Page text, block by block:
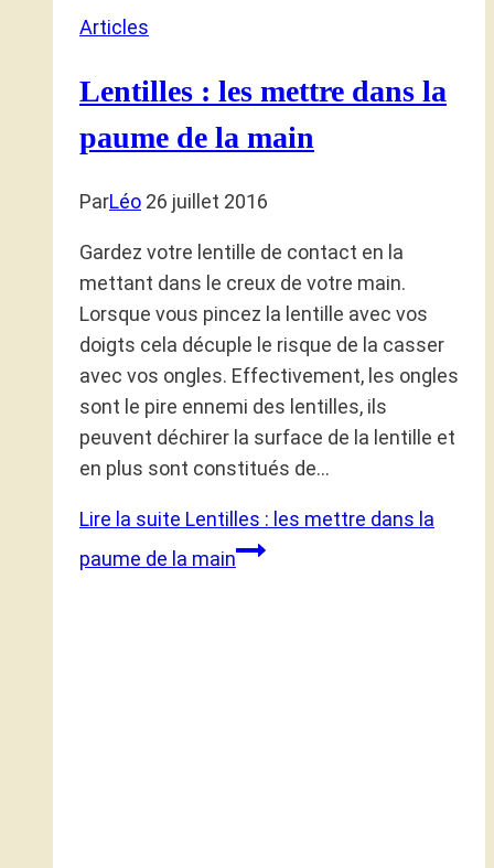
Articles
Lentilles : les mettre dans la
paume de la main
ParLéo 26 juillet 2016
Gardez votre lentille de contact en la
mettant dans le creux de votre main.
Lorsque vous pincez la lentille avec vos
doigts cela décuple le risque de la casser
avec vos ongles. Effectivement, les ongles
sont le pire ennemi des lentilles, ils
peuvent déchirer la surface de la lentille et
en plus sont constitués de…
Lire la suite Lentilles : les mettre dans la
paume de la main